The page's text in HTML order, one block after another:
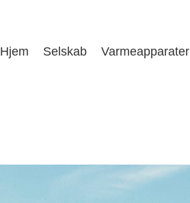
Hjem Selskab Varmeapparater